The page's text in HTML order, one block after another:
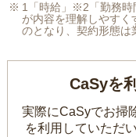
1「時給」※2「勤務
が内容を理解しやすく
のとなり、契約形態は
CaSyを
実際にCaSyでお掃
を利用していただ